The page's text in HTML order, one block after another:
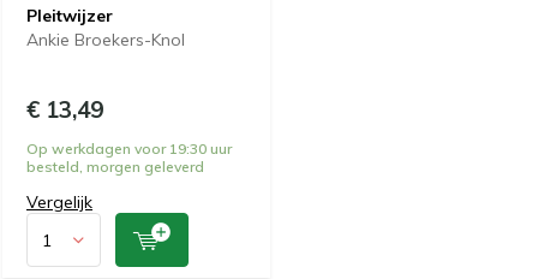
Pleitwijzer
Ankie Broekers-Knol
€ 13,49
Op werkdagen voor 19:30 uur
besteld, morgen geleverd
Vergelijk